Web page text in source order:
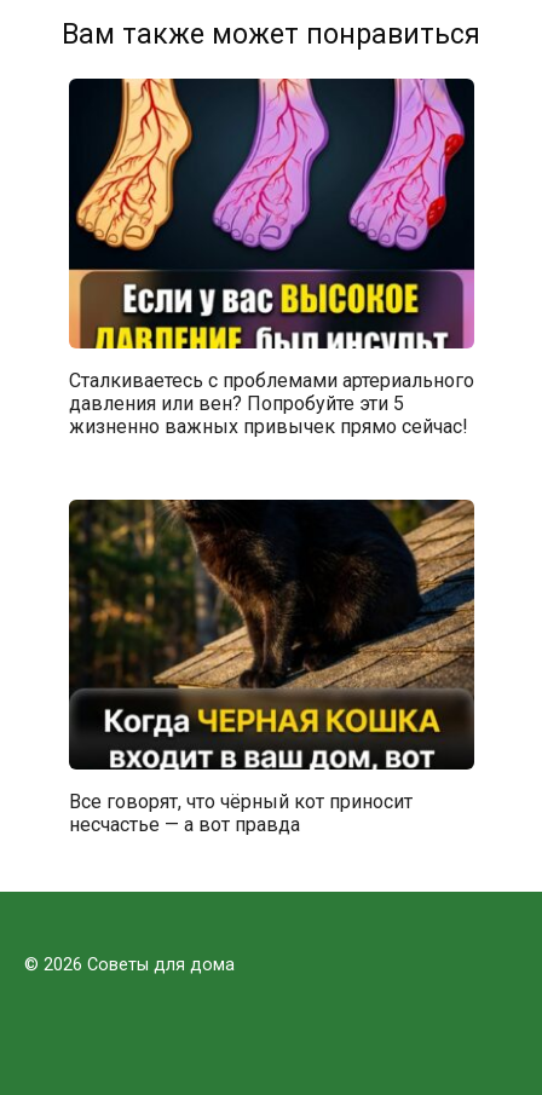
Вам также может понравиться
Сталкиваетесь с проблемами артериального
давления или вен? Попробуйте эти 5
жизненно важных привычек прямо сейчас!
Все говорят, что чёрный кот приносит
несчастье — а вот правда
© 2026 Советы для дома